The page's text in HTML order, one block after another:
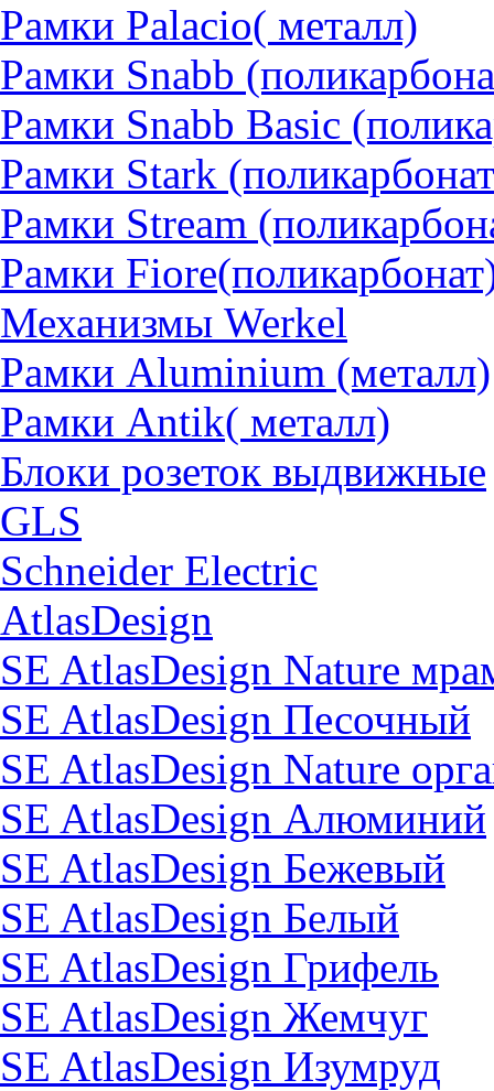
Рамки Palacio( металл)
Рамки Snabb
Рамки Snabb Basic
Рамки Stark
Рамки Stream
Рамки
Механизмы Werkel
Рамки Aluminium (металл)
Рамки Antik( металл)
Блоки розеток выдвижные
GLS
Schneider Electric
AtlasDesign
SE AtlasDesign Nature
SE AtlasDesign Песочный
SE AtlasDesign Nature
SE AtlasDesign Алюминий
SE AtlasDesign Бежевый
SE AtlasDesign Белый
SE AtlasDesign Грифель
SE AtlasDesign Жемчуг
SE AtlasDesign Изумруд